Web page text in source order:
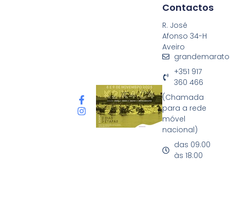
Contactos
R. José
Afonso 34-H
Aveiro
+351 917
360 466
(Chamada
para a rede
móvel
nacional)
das 09:00
às 18:00